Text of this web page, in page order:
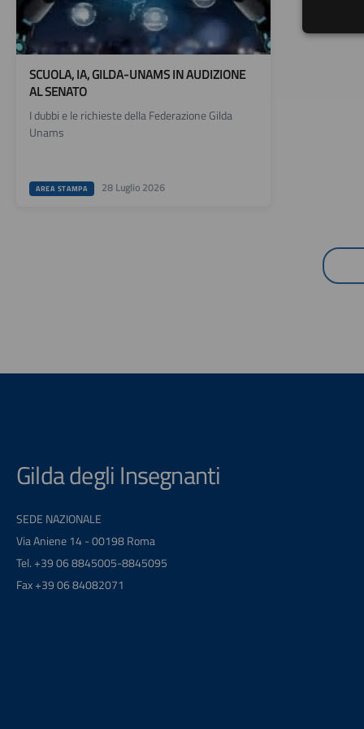
SCUOLA, IA, GILDA-UNAMS IN AUDIZIONE
AL SENATO
I dubbi e le richieste della Federazione Gilda
Unams
AREA STAMPA 28 Luglio 2026
Gilda degli Insegnanti
SEDE NAZIONALE
Via Aniene 14 - 00198 Roma
Tel. +39 06 8845005-8845095
Fax +39 06 84082071